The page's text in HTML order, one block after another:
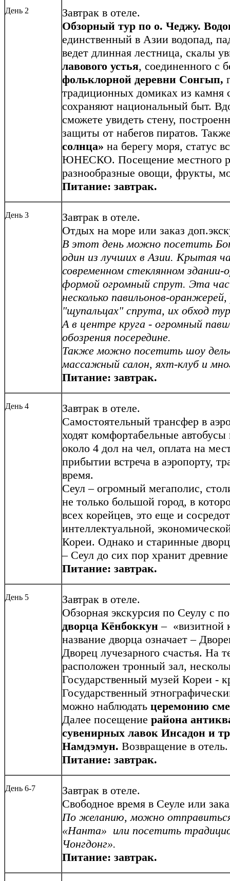
День 2
Завтрак в отеле.
Обзорный тур по о. Чеджу.
единственный в Азии водопад,
ведет длинная лестница, скалы
лавового устья, соединенного с
фольклорной деревни Сонгып,
традиционных домиках из
сохраняют национальный быт.
сможете увидеть стену,
защиты от набегов пиратов.
солнца» на берегу моря, статус
ЮНЕСКО. Посещение местного
разнообразные овощи, фрукты,
Питание: завтрак.
День 3
Завтрак в отеле.
Отдых на море или заказ
В этот день можно посетить
один из лучших в Азии. Крытая
современном стеклянном
формой огромный спрут. Эта
несколько павильонов-
"щупальцах" спрута, их обход
А в центре круга - огромный
обозрения посередине.
Также можно посетить шоу
массажный салон, яхт-клуб и
Питание: завтрак.
День 4
Завтрак в отеле.
Самостоятельный трансфер в
ходят комфортабельные
около 4 дол на чел, оплата на
прибытии встреча в аэропорту,
время.
Сеул – огромный мегаполис,
не только большой город, в
всех корейцев, это еще и
интеллектуальной,
Кореи. Однако и старинные
– Сеул до сих пор хранит
Питание: завтрак.
День 5
Завтрак в отеле.
Обзорная экскурсия по Сеулу с
дворца Кёнбоккун– «визитной
название дворца означает –
Дворец лучезарного счастья. На
расположен тронный зал,
Государственный музей Кореи -
Государственный
можно наблюдать церемонию
Далее посещение района
сувенирных лавок Инсадон и
Намдэмун. Возвращение в отель.
Питание: завтрак.
День 6-7
Завтрак в отеле.
Свободное время в Сеуле или
По желанию, можно
«Нанта» или посетить
Чонгдонг».
Питание: завтрак.